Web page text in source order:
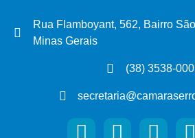
Rua Flamboyant, 562, Bairro
Minas Gerais
(38) 3538-